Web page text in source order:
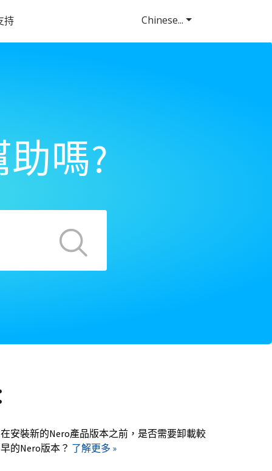
持
嗎?
在安裝新的Nero產品版本之前，是否需要卸載較
早的Nero版本？ 了解更多 »
Chinese...